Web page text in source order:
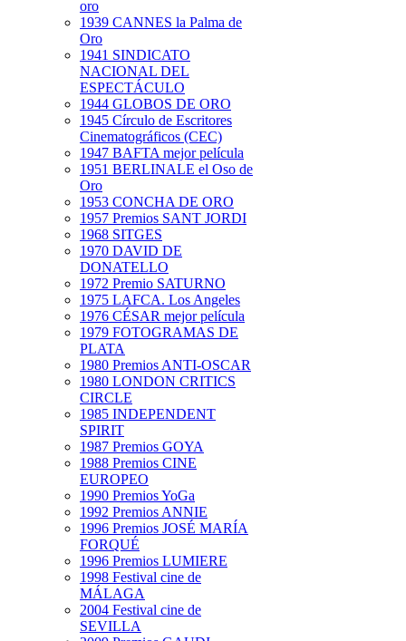
oro
1939 CANNES la Palma de
Oro
1941 SINDICATO
NACIONAL DEL
ESPECTÁCULO
1944 GLOBOS DE ORO
1945 Círculo de Escritores
Cinematográficos (CEC)
1947 BAFTA mejor película
1951 BERLINALE el Oso de
Oro
1953 CONCHA DE ORO
1957 Premios SANT JORDI
1968 SITGES
1970 DAVID DE
DONATELLO
1972 Premio SATURNO
1975 LAFCA. Los Angeles
1976 CÉSAR mejor película
1979 FOTOGRAMAS DE
PLATA
1980 Premios ANTI-OSCAR
1980 LONDON CRITICS
CIRCLE
1985 INDEPENDENT
SPIRIT
1987 Premios GOYA
1988 Premios CINE
EUROPEO
1990 Premios YoGa
1992 Premios ANNIE
1996 Premios JOSÉ MARÍA
FORQUÉ
1996 Premios LUMIERE
1998 Festival cine de
MÁLAGA
2004 Festival cine de
SEVILLA